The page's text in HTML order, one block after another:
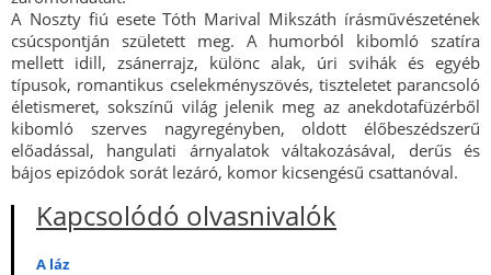
A Noszty fiú esete Tóth Marival Mikszáth írásművészetének
csúcspontján született meg. A humorból kibomló szatíra
mellett idill, zsánerrajz, különc alak, úri svihák és egyéb
típusok, romantikus cselekményszövés, tiszteletet parancsoló
életismeret, sokszínű világ jelenik meg az anekdotafüzérből
kibomló szerves nagyregényben, oldott élőbeszédszerű
előadással, hangulati árnyalatok váltakozásával, derűs és
bájos epizódok sorát lezáró, komor kicsengésű csattanóval.
Kapcsolódó olvasnivalók
A láz